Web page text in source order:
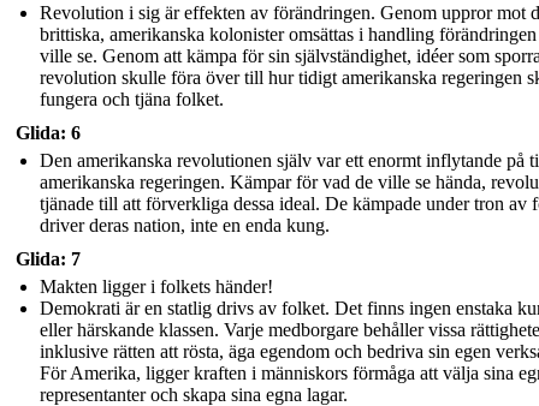
Revolution i sig är effekten av förändringen. Genom uppror mot
brittiska, amerikanska kolonister omsättas i handling
ville se. Genom att kämpa för sin självständighet, idéer som
revolution skulle föra över till hur tidigt amerikanska regeringen
fungera och tjäna folket.
Glida: 6
Den amerikanska revolutionen själv var ett enormt inflytande på
amerikanska regeringen. Kämpar för vad de ville se hända,
tjänade till att förverkliga dessa ideal. De kämpade under tron ​​av
driver deras nation, inte en enda kung.
Glida: 7
Makten ligger i folkets händer!
Demokrati är en statlig drivs av folket. Det finns ingen enstaka
eller härskande klassen. Varje medborgare behåller vissa
inklusive rätten att rösta, äga egendom och bedriva sin egen
För Amerika, ligger kraften i människors förmåga att välja sina
representanter och skapa sina egna lagar.